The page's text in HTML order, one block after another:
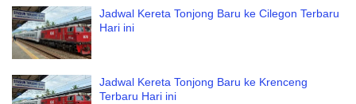
Jadwal Kereta Tonjong Baru ke Cilegon Terbaru
Hari ini
Jadwal Kereta Tonjong Baru ke Krenceng
Terbaru Hari ini